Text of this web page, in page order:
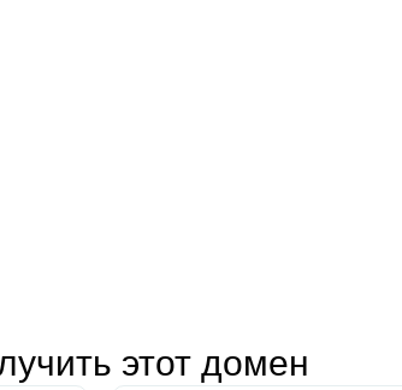
этот домен